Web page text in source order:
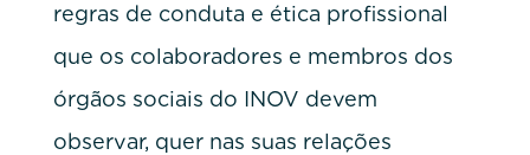
regras de conduta e ética profissional
que os colaboradores e membros dos
órgãos sociais do INOV devem
observar, quer nas suas relações